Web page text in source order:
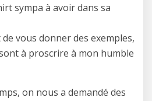
sympa à avoir dans sa
vous donner des exemples,
à proscrire à mon humble
on nous a demandé des